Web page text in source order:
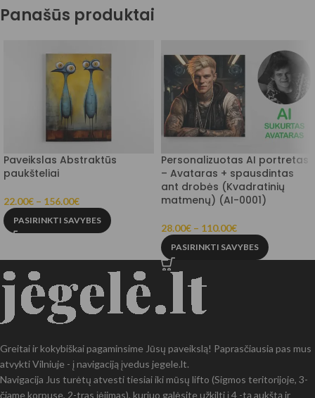
Panašūs produktai
Paveikslas Abstraktūs
paukšteliai
22.00€ – 156.00€
PASIRINKTI SAVYBES
Personalizuotas AI portretas
– Avataras + spausdintas
ant drobės (Kvadratinių
matmenų) (AI-0001)
28.00€ – 110.00€
PASIRINKTI SAVYBES
Greitai ir kokybiškai pagaminsime Jūsų paveikslą! Paprasčiausia pas mus
atvykti Vilniuje - į navigaciją įvedus jegele.lt.
Navigacija Jus turėtų atvesti tiesiai iki mūsų lifto (Sigmos teritorijoje, 3-
čiame korpuse, 2-tras įėjimas), kuriuo galėsite užkilti į 4 -tą aukštą ir